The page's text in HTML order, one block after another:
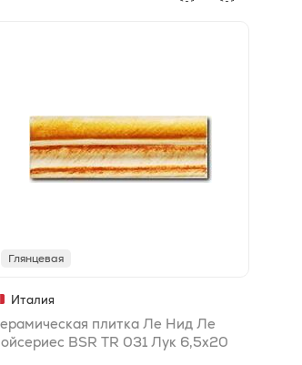
Глянцевая
Италия
плитка Ле Нид Ле
BSR TR 031 Лук 6,5x20